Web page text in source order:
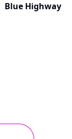
Blue Highway